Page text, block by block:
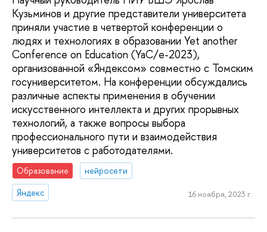
Кузьминов и другие представители университета
приняли участие в четвертой конференции о
людях и технологиях в образовании Yet another
Conference on Education (YaC/e-2023),
организованной «Яндексом» совместно с Томским
госуниверситетом. На конференции обсуждались
различные аспекты применения в обучении
искусственного интеллекта и других прорывных
технологий, а также вопросы выбора
профессионального пути и взаимодействия
университетов с работодателями.
Образование
нейросети
Яндекс
16 ноября, 2023 г.